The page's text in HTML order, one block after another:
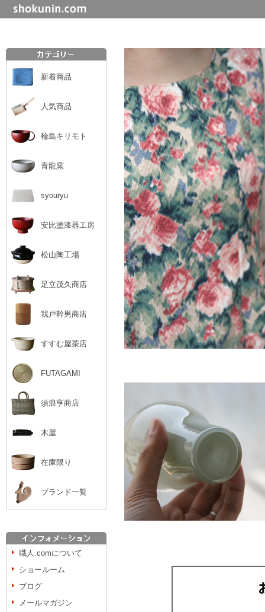
新着商品
人気商品
輪島キリモト
青龍窯
syouryu
安比塗漆器工房
松山陶工場
足立茂久商店
我戸幹男商店
すすむ屋茶店
FUTAGAMI
須浪亨商店
木屋
在庫限り
ブランド一覧
職人.comについて
ショールーム
ブログ
メールマガジン